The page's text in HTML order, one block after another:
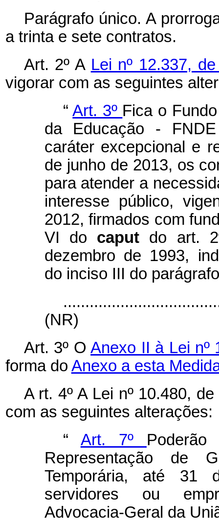
Parágrafo único. A
a trinta e sete contratos.
Art. 2º A Lei nº 12.337,
vigorar com as seguintes
“Art. 3º Fica o
da Educação -
caráter excepcional e
de junho de 2013, os
para atender a
interesse público,
2012, firmados com
VI do caput do art.
dezembro de 1993,
do inciso III do
(NR)
Art. 3º OAnexo II à Lei
forma do Anexo a esta
A rt. 4º A Lei nº 10.480,
com as seguintes alterações:
“ Art. 7º
Representação de
Temporária, até 31
servidores ou
Advocacia-Geral da